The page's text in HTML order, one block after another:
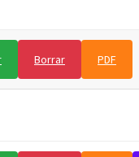
Borrar PDF